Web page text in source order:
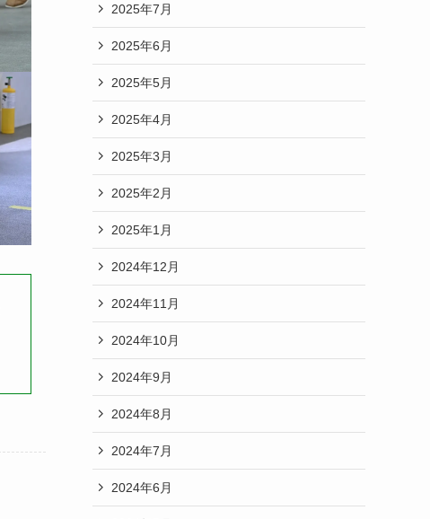
2025年7月
2025年6月
2025年5月
2025年4月
2025年3月
2025年2月
2025年1月
2024年12月
2024年11月
2024年10月
2024年9月
2024年8月
2024年7月
2024年6月